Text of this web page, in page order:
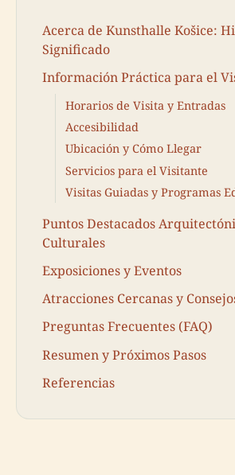
Acerca de Kunsthalle Košice:
Significado
Información Práctica para el
Horarios de Visita y Entradas
Accesibilidad
Ubicación y Cómo Llegar
Servicios para el Visitante
Visitas Guiadas y Programas
Puntos Destacados
Culturales
Exposiciones y Eventos
Atracciones Cercanas y
Preguntas Frecuentes (FAQ)
Resumen y Próximos Pasos
Referencias